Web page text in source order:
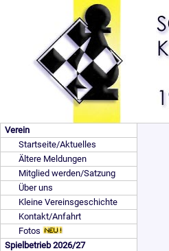
Verein
Startseite/Aktuelles
Ältere Meldungen
Mitglied werden/Satzung
Über uns
Kleine Vereinsgeschichte
Kontakt/Anfahrt
Fotos
Spielbetrieb 2026/27